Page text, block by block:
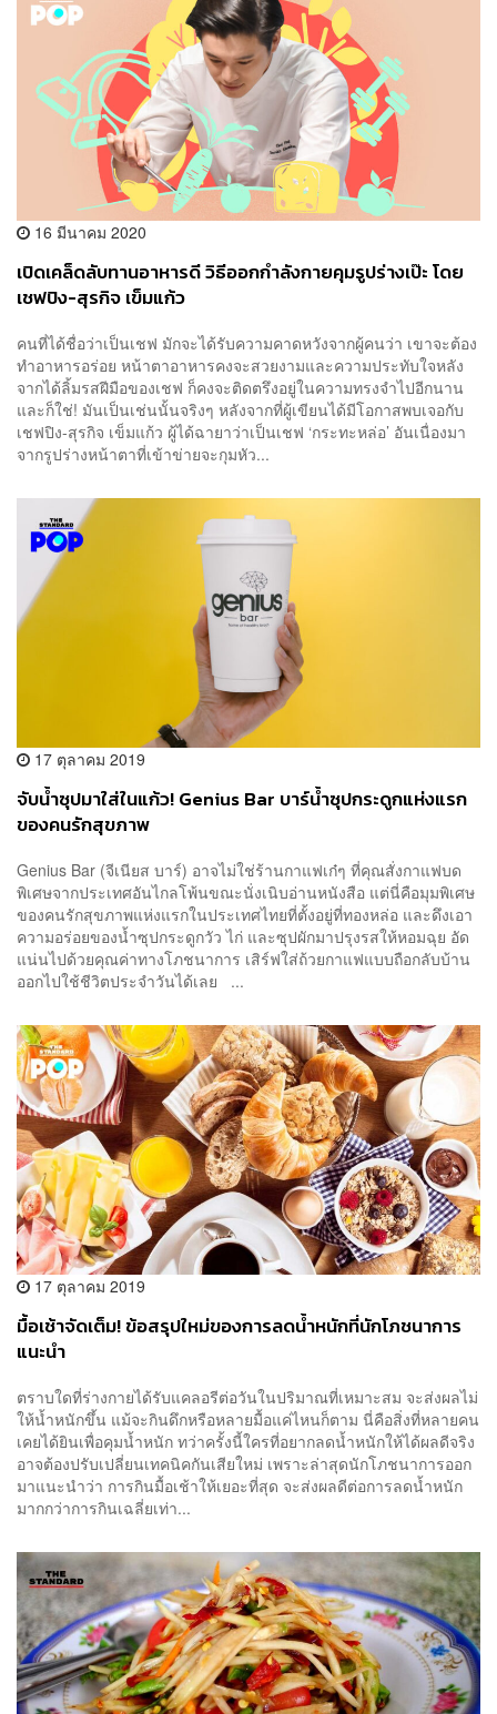
16 มีนาคม 2020
เปิดเคล็ดลับทานอาหารดี วิธีออกกำลังกายคุมรูปร่างเป๊ะ โดย
เชฟปิง-สุรกิจ เข็มแก้ว
คนที่ได้ชื่อว่าเป็นเชฟ มักจะได้รับความคาดหวังจากผู้คนว่า เขาจะต้อง
ทำอาหารอร่อย หน้าตาอาหารคงจะสวยงามและความประทับใจหลัง
จากได้ลิ้มรสฝีมือของเชฟ ก็คงจะติดตรึงอยู่ในความทรงจำไปอีกนาน
และก็ใช่! มันเป็นเช่นนั้นจริงๆ หลังจากที่ผู้เขียนได้มีโอกาสพบเจอกับ
เชฟปิง-สุรกิจ เข็มแก้ว ผู้ได้ฉายาว่าเป็นเชฟ ‘กระทะหล่อ’ อันเนื่องมา
จากรูปร่างหน้าตาที่เข้าข่ายจะกุมหัว...
17 ตุลาคม 2019
จับน้ำซุปมาใส่ในแก้ว! Genius Bar บาร์น้ำซุปกระดูกแห่งแรก
ของคนรักสุขภาพ
Genius Bar (จีเนียส บาร์) อาจไม่ใช่ร้านกาแฟเก๋ๆ ที่คุณสั่งกาแฟบด
พิเศษจากประเทศอันไกลโพ้นขณะนั่งเนิบอ่านหนังสือ แต่นี่คือมุมพิเศษ
ของคนรักสุขภาพแห่งแรกในประเทศไทยที่ตั้งอยู่ที่ทองหล่อ และดึงเอา
ความอร่อยของน้ำซุปกระดูกวัว ไก่ และซุปผักมาปรุงรสให้หอมฉุย อัด
แน่นไปด้วยคุณค่าทางโภชนาการ เสิร์ฟใส่ถ้วยกาแฟแบบถือกลับบ้าน
ออกไปใช้ชีวิตประจำวันได้เลย ...
17 ตุลาคม 2019
มื้อเช้าจัดเต็ม! ข้อสรุปใหม่ของการลดน้ำหนักที่นักโภชนาการ
แนะนำ
ตราบใดที่ร่างกายได้รับแคลอรีต่อวันในปริมาณที่เหมาะสม จะส่งผลไม่
ให้น้ำหนักขึ้น แม้จะกินดึกหรือหลายมื้อแค่ไหนก็ตาม นี่คือสิ่งที่หลายคน
เคยได้ยินเพื่อคุมน้ำหนัก ทว่าครั้งนี้ใครที่อยากลดน้ำหนักให้ได้ผลดีจริง
อาจต้องปรับเปลี่ยนเทคนิคกันเสียใหม่ เพราะล่าสุดนักโภชนาการออก
มาแนะนำว่า การกินมื้อเช้าให้เยอะที่สุด จะส่งผลดีต่อการลดน้ำหนัก
มากกว่าการกินเฉลี่ยเท่า...